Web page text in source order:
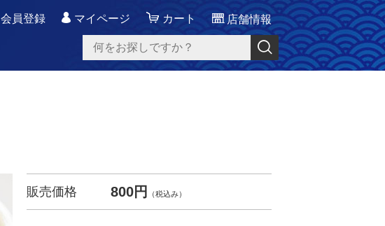
会員登録 マイページ カート 店舗情報
販売価格 800円 （税込み）